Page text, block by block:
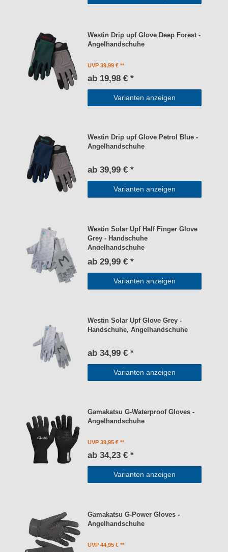
Westin Drip upf Glove Deep Forest -
Angelhandschuhe
UVP 39,99 €
ab 19,98 € *
Varianten anzeigen
Westin Drip upf Glove Petrol Blue -
Angelhandschuhe
ab 39,99 € *
Varianten anzeigen
Westin Solar Upf Half Finger Glove
Grey - Handschuhe
Angelhandschuhe
ab 29,99 € *
Varianten anzeigen
Westin Solar Upf Glove Grey -
Handschuhe, Angelhandschuhe
ab 34,99 € *
Varianten anzeigen
Gamakatsu G-Waterproof Gloves -
Angelhandschuhe
UVP 39,95 €
ab 34,23 € *
Varianten anzeigen
Gamakatsu G-Power Gloves -
Angelhandschuhe
UVP 44,95 €